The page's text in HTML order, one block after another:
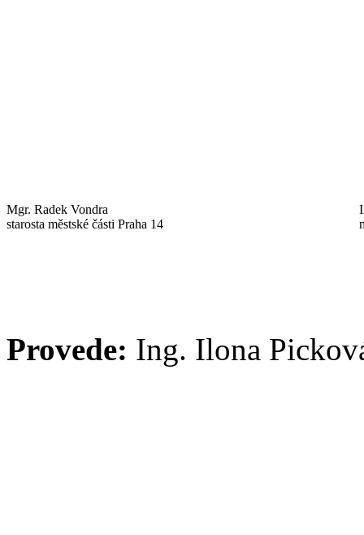
Mgr. Radek Vondra
starosta městské části Praha 14
Provede: Ing. Ilona